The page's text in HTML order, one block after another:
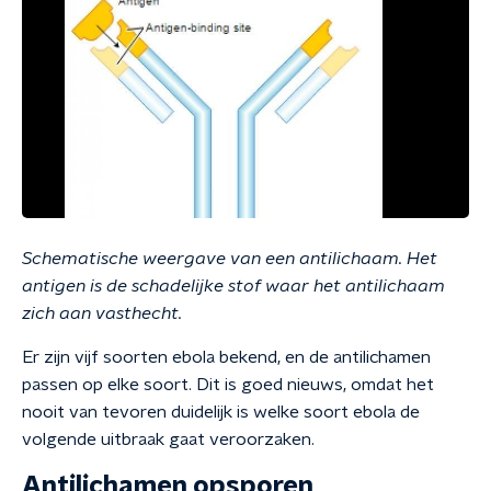
Schematische weergave van een antilichaam. Het
antigen is de schadelijke stof waar het antilichaam
zich aan vasthecht.
Er zijn vijf soorten ebola bekend, en de antilichamen
passen op elke soort. Dit is goed nieuws, omdat het
nooit van tevoren duidelijk is welke soort ebola de
volgende uitbraak gaat veroorzaken.